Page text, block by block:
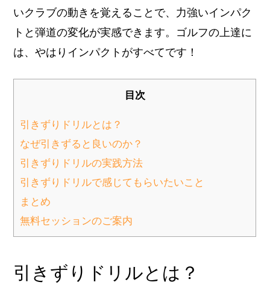
いクラブの動きを覚えることで、力強いインパク
トと弾道の変化が実感できます。ゴルフの上達に
は、やはりインパクトがすべてです！
目次
引きずりドリルとは？
なぜ引きずると良いのか？
引きずりドリルの実践方法
引きずりドリルで感じてもらいたいこと
まとめ
無料セッションのご案内
引きずりドリルとは？